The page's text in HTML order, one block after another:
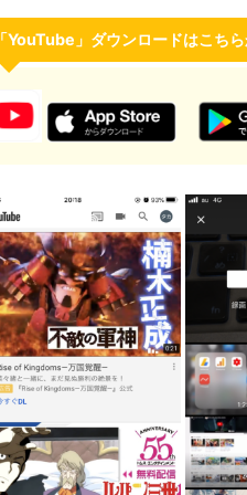
「YouTube」ダウンロードはこち